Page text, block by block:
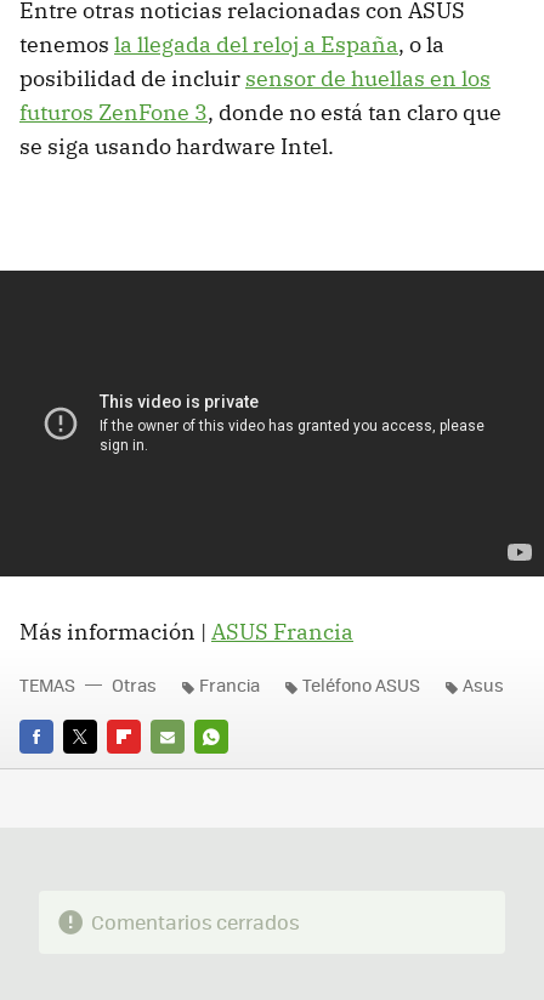
Entre otras noticias relacionadas con ASUS
tenemos la llegada del reloj a España, o la
posibilidad de incluir sensor de huellas en los
futuros ZenFone 3, donde no está tan claro que
se siga usando hardware Intel.
Más información | ASUS Francia
FACEBOOK
TWITTERFLIPBOARD
E-
WHATSAPP
TEMAS Otras Francia Teléfono ASUS Asus
Comentarios cerrados